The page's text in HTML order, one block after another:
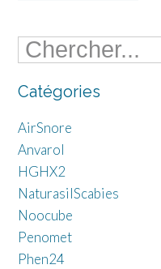
Catégories
AirSnore
Anvarol
HGHX2
NaturasilScabies
Noocube
Penomet
Phen24